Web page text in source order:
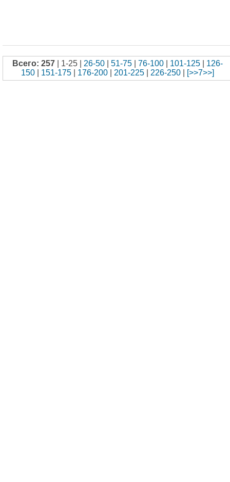
Всего: 257 | 1-25 | 26-50 51-75 76-100 101-125
126-
150
151-175 176-200 201-225 226-250 [>>7>>]